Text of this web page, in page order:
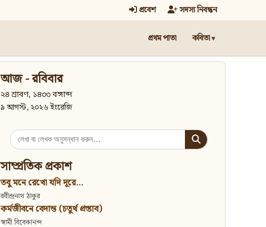
প্রবেশ সদস্য নিবন্ধন
প্রথম পাতা কবিতা
আজ - রবিবার
২৪ শ্রাবণ, ১৪৩৩ বঙ্গাব্দ
৯ আগস্ট, ২০২৬ ইংরেজি
Search
for:
সাম্প্রতিক প্রকাশ
তবু মনে রেখো যদি দূরে...
রবীন্দ্রনাথ ঠাকুর
কর্মজীবনে বেদান্ত (চতুর্থ প্রস্তাব)
স্বামী বিবেকানন্দ